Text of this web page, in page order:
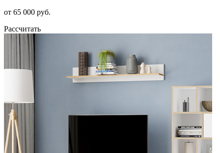
от 65 000 руб.
Рассчитать